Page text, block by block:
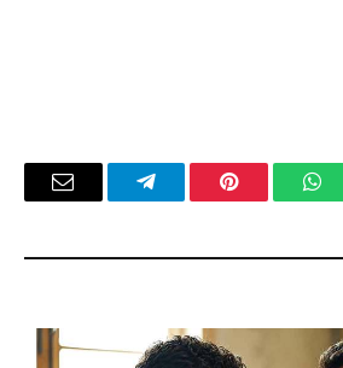
واتساب بينتيريستتيلقرام
البريد